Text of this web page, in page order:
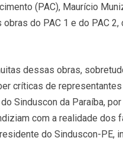
(PAC), Maurício
do PAC 1 e do PAC
dessas obras,
críticas de
Sinduscon da Paraíba,
com a realidade dos
do Sinduscon-PE,